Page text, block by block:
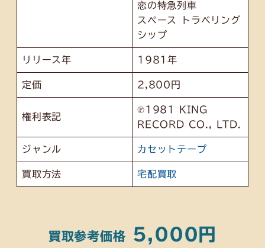
恋の特急列車
スペース トラベリング
シップ
リリース年 1981年
定価 2,800円
権利表記
℗1981 KING
RECORD CO., LTD.
ジャンル カセットテープ
買取方法 宅配買取
買取参考価格 5,000円